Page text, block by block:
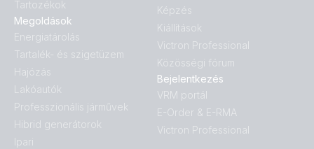
Tartozékok
Megoldások
Energiatárolás
Tartalék- és szigetüzem
Hajózás
Lakóautók
Professzionális járművek
Hibrid generátorok
Ipari
Képzés
Kiállítások
Victron Professional
Közösségi fórum
Bejelentkezés
VRM portál
E-Order & E-RMA
Victron Professional